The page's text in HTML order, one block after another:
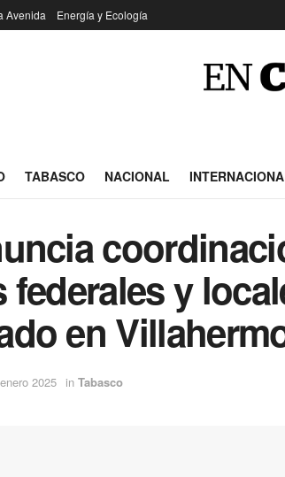
Avenida Energía y Ecología
TABASCO NACIONAL
y
en
2025 in Tabasco